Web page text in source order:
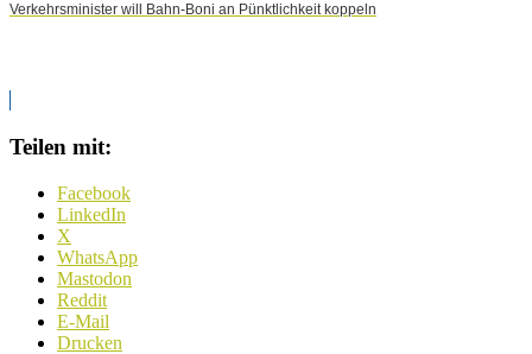
Verkehrsminister will Bahn-Boni an Pünktlichkeit koppeln
Teilen mit:
Facebook
LinkedIn
X
WhatsApp
Mastodon
Reddit
E-Mail
Drucken